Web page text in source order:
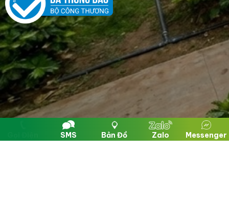
Copyright © SAKE TOÀN CẦU. Powered by NiNa Co.,Ltd
SMS Bản Đồ Zalo Messenger